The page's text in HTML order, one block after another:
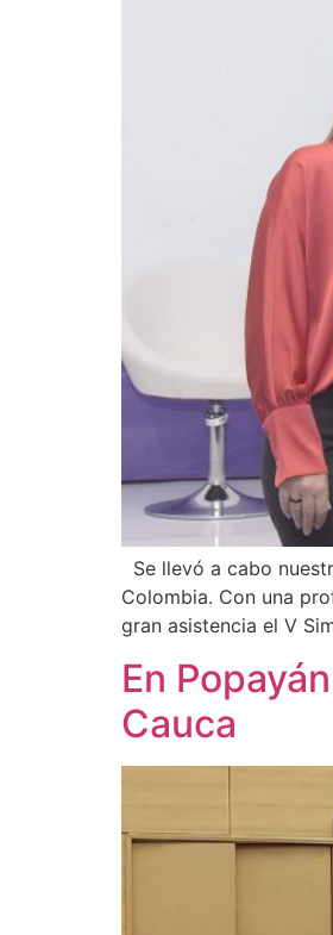
Se llevó a cabo
Colombia. Con una
gran asistencia el V
En
Cauca